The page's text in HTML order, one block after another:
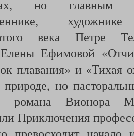
но
века Петре
Елены Ефимовой
плавания» и «Тихая
но
романа Вионора
Приключения